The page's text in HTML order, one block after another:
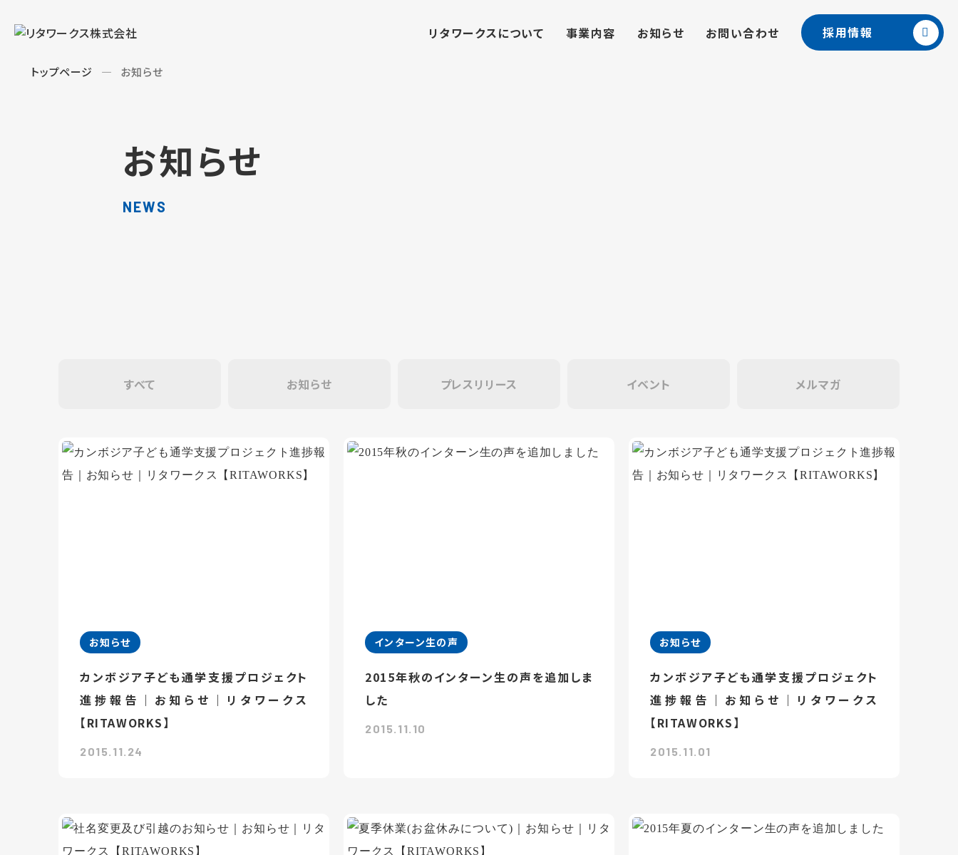
リタワークスについて 事業内容 お知らせ お問い合わせ 採用情報
トップページ お知らせ
お知らせ
NEWS
すべて お知らせ プレスリリース イベント メルマガ
お知らせ
カンボジア子ども通学支援プロジェクト
進捗報告｜お知らせ｜リタワークス
【RITAWORKS】
2015.11.24
インターン生の声
2015年秋のインターン生の声を追加しま
した
2015.11.10
お知らせ
カンボジア子ども通学支援プロジェクト
進捗報告｜お知らせ｜リタワークス
【RITAWORKS】
2015.11.01